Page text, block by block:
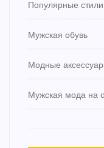
Популярные стили
Мужская обувь
Модные
Мужская мода на